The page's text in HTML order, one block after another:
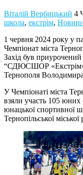
Віталій Вербицький 4
школа, екстрім,
1 червня 2024 року у
Чемпіонат міста
Захід був приурочений
“СДЮСШОР «Екстрім»
Тернополя
У Чемпіонаті міста
взяли участь 105 юних
юнацької спортивної
Тернопільської міської